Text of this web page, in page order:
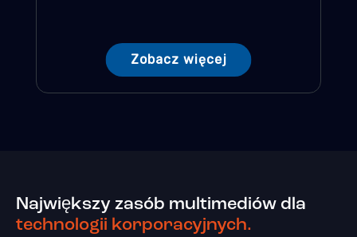
Zobacz więcej
Największy zasób multimediów dla
technologii korporacyjnych.